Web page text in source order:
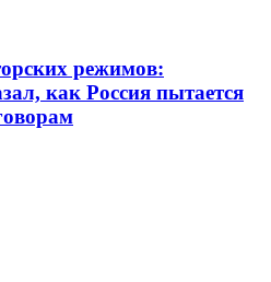
режимов:
как Россия пытается